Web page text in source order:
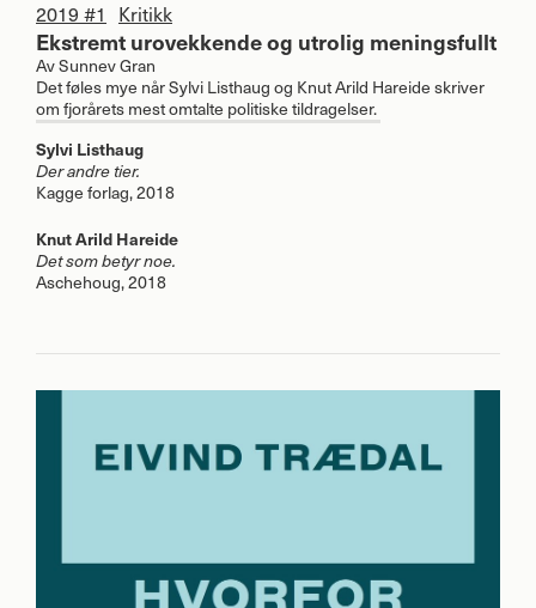
2019 #1 Kritikk
Ekstremt urovekkende og utrolig meningsfullt
AvSunnev Gran
Det føles mye når Sylvi Listhaug og Knut Arild Hareide skriver
om fjorårets mest omtalte politiske tildragelser.
Sylvi Listhaug
Der andre tier.
Kagge forlag, 2018
Knut Arild Hareide
Det som betyr noe.
Aschehoug, 2018